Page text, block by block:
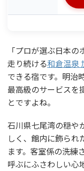
「プロが選ぶ日本
走り続ける和倉温泉
できる宿です。明治
最高級のサービスを
とですよね。
石川県七尾湾の穏や
しく、館内に飾られ
ます。客室係の洗練
呼ぶにふさわしい心